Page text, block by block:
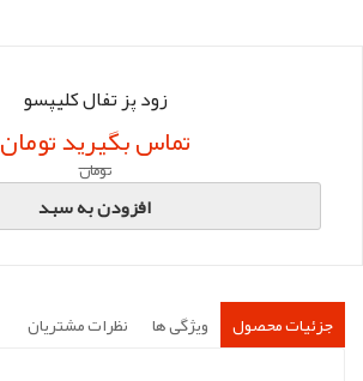
زود پز تفال کلیپسو
تماس بگیرید تومان
تومان
افزودن به سبد
جزئیات محصول ویژگی ها نظرات مشتریان